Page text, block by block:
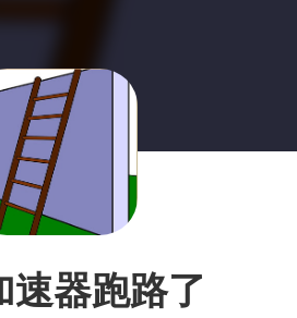
速器跑路了